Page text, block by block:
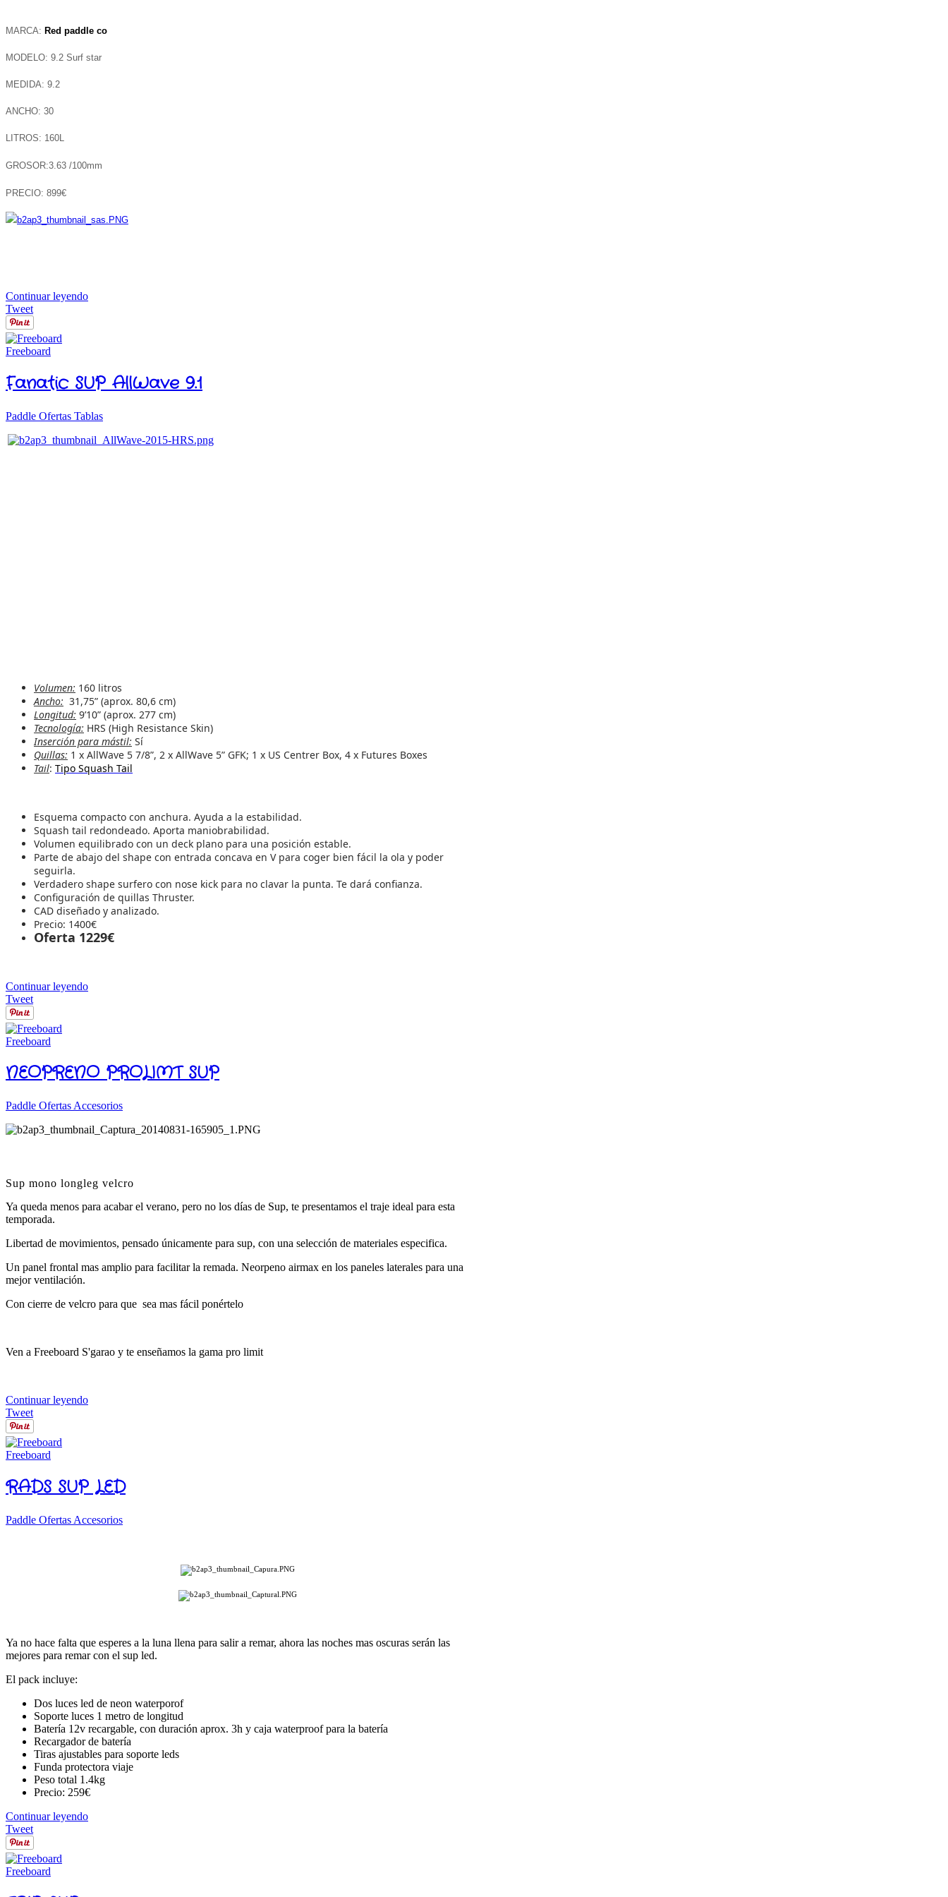
MARCA: Red paddle co
MODELO: 9.2 Surf star
MEDIDA: 9.2
ANCHO: 30
LITROS: 160L
GROSOR:3.63 /100mm
PRECIO: 899€
Continuar leyendo
Tweet
Freeboard
Fanatic SUP AllWave 9.1
Paddle Ofertas Tablas
Volumen: 160 litros
Ancho: 31,75” (aprox. 80,6 cm)
Longitud: 9’10” (aprox. 277 cm)
Tecnología: HRS (High Resistance Skin)
Inserción para mástil: Sí
Quillas: 1 x AllWave 5 7/8”, 2 x AllWave 5” GFK; 1 x US Centrer Box, 4 x Futures Boxes
Tail: Tipo Squash Tail
Esquema compacto con anchura. Ayuda a la estabilidad.
Squash tail redondeado. Aporta maniobrabilidad.
Volumen equilibrado con un deck plano para una posición estable.
Parte de abajo del shape con entrada concava en V para coger bien fácil la ola y poder
seguirla.
Verdadero shape surfero con nose kick para no clavar la punta. Te dará confianza.
Configuración de quillas Thruster.
CAD diseñado y analizado.
Precio: 1400€
Oferta 1229€
Continuar leyendo
Tweet
Freeboard
NEOPRENO PROLIMT SUP
Paddle Ofertas Accesorios
Sup mono longleg velcro
Ya queda menos para acabar el verano, pero no los días de Sup, te presentamos el traje ideal para esta
temporada.
Libertad de movimientos, pensado únicamente para sup, con una selección de materiales especifica.
Un panel frontal mas amplio para facilitar la remada. Neorpeno airmax en los paneles laterales para una
mejor ventilación.
Con cierre de velcro para que sea mas fácil ponértelo
Ven a Freeboard S'garao y te enseñamos la gama pro limit
Continuar leyendo
Tweet
Freeboard
RADS SUP LED
Paddle Ofertas Accesorios
Ya no hace falta que esperes a la luna llena para salir a remar, ahora las noches mas oscuras serán las
mejores para remar con el sup led.
El pack incluye:
Dos luces led de neon waterporof
Soporte luces 1 metro de longitud
Batería 12v recargable, con duración aprox. 3h y caja waterproof para la batería
Recargador de batería
Tiras ajustables para soporte leds
Funda protectora viaje
Peso total 1.4kg
Precio: 259€
Continuar leyendo
Tweet
Freeboard